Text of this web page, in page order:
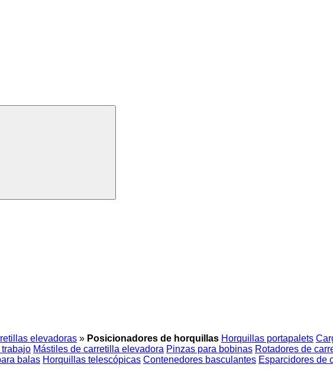
elevadoras » Posicionadores de horquillas Horquillas portapalets
trabajo Mástiles de carretilla elevadora Pinzas para bobinas Rotadores de
balas Horquillas telescópicas Contenedores basculantes Esparcidores de